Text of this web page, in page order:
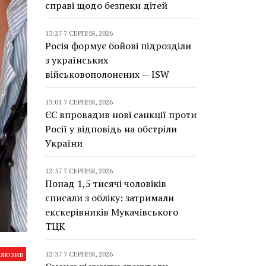
справі щодо безпеки дітей
13:27 7 СЕРПНЯ, 2026
Росія формує бойові підрозділи
з українських
військовополонених — ISW
13:01 7 СЕРПНЯ, 2026
ЄС впровадив нові санкції проти
Росії у відповідь на обстріли
України
12:57 7 СЕРПНЯ, 2026
Понад 1,5 тисячі чоловіків
списали з обліку: затримали
екскерівників Мукачівського
ТЦК
12:37 7 СЕРПНЯ, 2026